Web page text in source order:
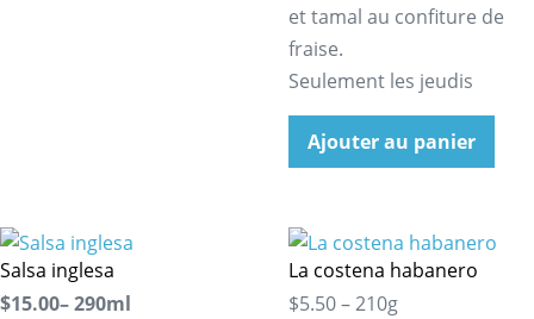
et tamal au confiture de
fraise.
Seulement les jeudis
Ajouter au panier
Salsa inglesa
$15.00– 290ml
La costena habanero
$5.50 – 210g